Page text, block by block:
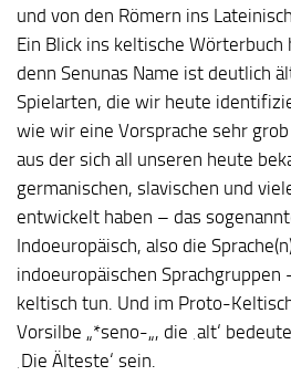
und von den Römern ins
Ein Blick ins keltische
denn Senunas Name ist deutlich
Spielarten, die wir heute
wie wir eine Vorsprache sehr
aus der sich all unseren heute
germanischen, slavischen und
entwickelt haben – das
Indoeuropäisch, also die
indoeuropäischen Sprachgruppen
keltisch tun. Und im Proto-
Vorsilbe „*seno-„, die ‚alt‘
‚Die Älteste‘ sein.